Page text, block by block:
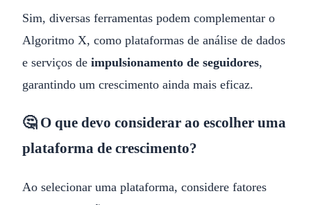
Sim, diversas ferramentas podem complementar o
Algoritmo X, como plataformas de análise de dados
e serviços de impulsionamento de seguidores,
garantindo um crescimento ainda mais eficaz.
🤔 O que devo considerar ao escolher uma
plataforma de crescimento?
Ao selecionar uma plataforma, considere fatores